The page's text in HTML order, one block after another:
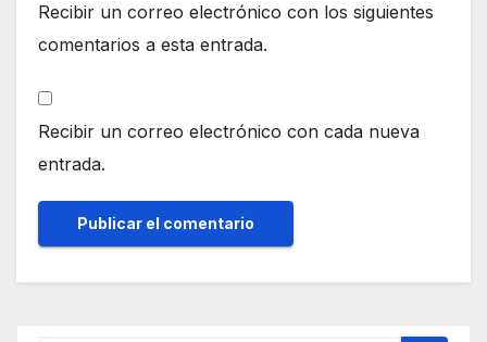
Recibir un correo electrónico con los siguientes
comentarios a esta entrada.
Recibir un correo electrónico con cada nueva
entrada.